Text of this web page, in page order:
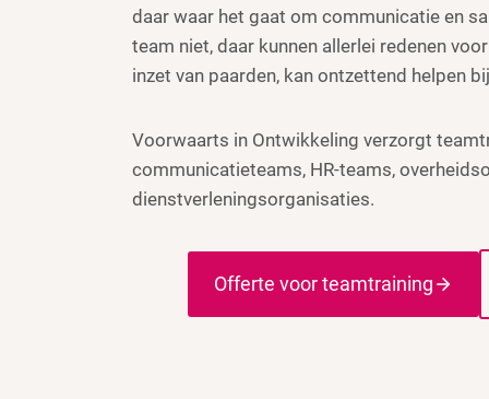
daar waar het gaat om communicatie en
team niet, daar kunnen allerlei redenen
inzet van paarden, kan ontzettend helpen
Voorwaarts in Ontwikkeling verzorgt
communicatieteams, HR-teams,
dienstverleningsorganisaties.
Offerte voor teamtraining